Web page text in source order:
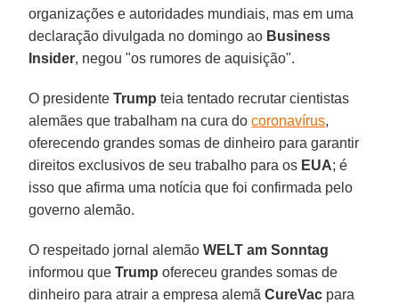
organizações e autoridades mundiais, mas em uma
declaração divulgada no domingo ao Business
Insider, negou "os rumores de aquisição".
O presidenteTrump teia tentado recrutar cientistas
alemães que trabalham na cura docoronavírus,
oferecendo grandes somas de dinheiro para garantir
direitos exclusivos de seu trabalho para os EUA; é
isso que afirma uma notícia que foi confirmada pelo
governo alemão.
O respeitado jornal alemãoWELT am Sonntag
informou queTrump ofereceu grandes somas de
dinheiro para atrair a empresa alemãCureVac para